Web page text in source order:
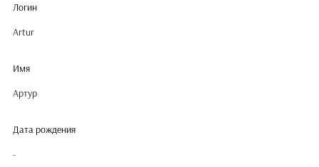
Логин
Artur
Имя
Артур
Дата рождения
-